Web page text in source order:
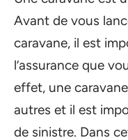
Avant de vous
caravane, il est
l’assurance que
effet, une
autres et il est
de sinistre. Dans